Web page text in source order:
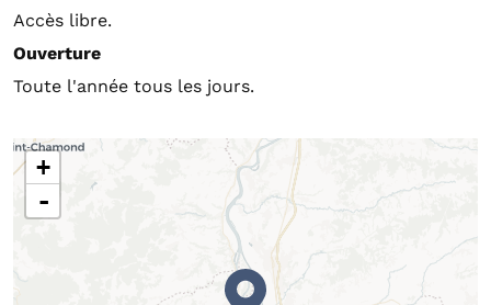
Accès libre.
Ouverture
Toute l'année tous les jours.
+
-